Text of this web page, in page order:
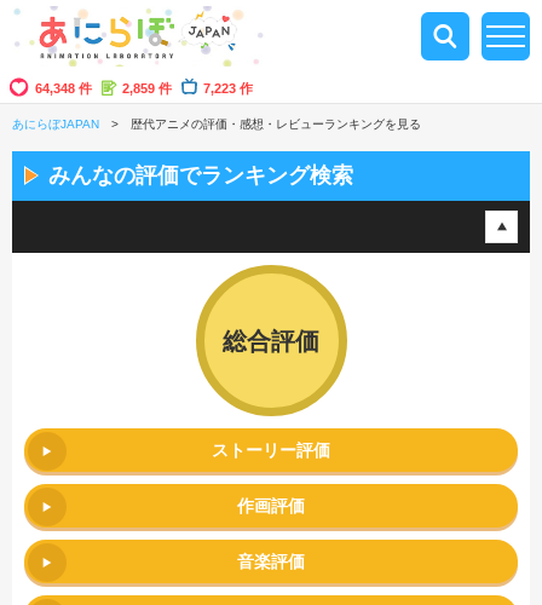
64,348 件 2,859 件 7,223 作
あにらぼJAPAN 歴代アニメの評価・感想・レビューランキングを見る
みんなの評価でランキング検索
総合評価
ストーリー評価
作画評価
音楽評価